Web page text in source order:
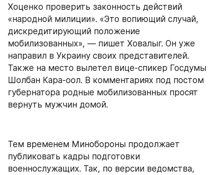
Хоценко проверить законность действий
«народной милиции». «Это вопиющий случай,
дискредитирующий положение
мобилизованных», — пишет Ховалыг. Он уже
направил в Украину своих представителей.
Также на место вылетел вице-спикер Госдумы
Шолбан Кара-оол. В комментариях под постом
губернатора родные мобилизованных просят
вернуть мужчин домой.
Тем временем Минобороны продолжает
публиковать кадры подготовки